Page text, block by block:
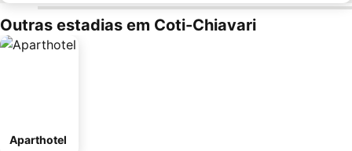
Outras estadias em Coti-Chiavari
Aparthotel